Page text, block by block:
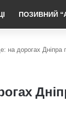
ПОЗИВНИЙ
на дорогах Дніпра